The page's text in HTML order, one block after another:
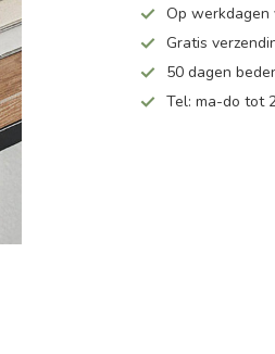
Op werkdagen
Gratis
50 dagen
Tel: ma-do tot